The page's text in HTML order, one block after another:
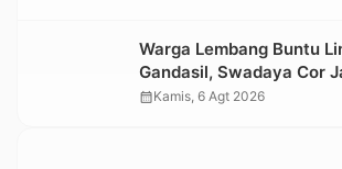
Warga Lembang Buntu
Gandasil, Swadaya Cor
Sepanjang 500 Meter
calendar_monthKamis, 6 Agt 2026